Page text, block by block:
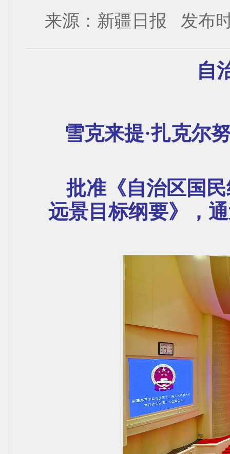
来源：新疆日报 发布
自
雪克来提·扎克尔
批准《自治区国
远景目标纲要》，